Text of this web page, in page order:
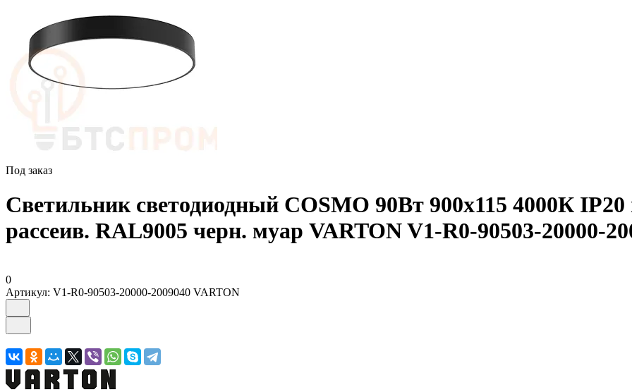
Под заказ
Светильник светодиодный COSMO 90Вт 900х115 4000К
рассеив. RAL9005 черн. муар VARTON V1-R0-90503-20000-
0
Артикул: V1-R0-90503-20000-2009040 VARTON